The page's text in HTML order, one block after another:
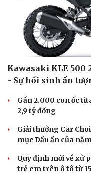
Kawasaki KLE 500
- Sự hồi sinh ấn
Gần 2.000 con ốc
2,9 tỷ đồng
Giải thưởng Car
mục Dấu ấn của
Quy định mới về xử
trẻ em trên ô tô từ